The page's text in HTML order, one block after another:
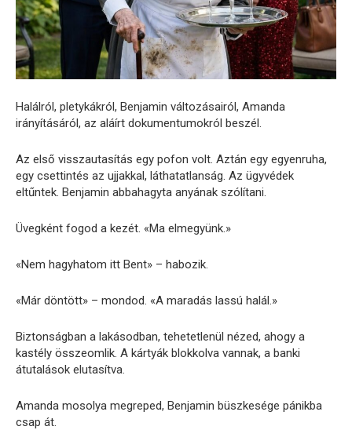
Halálról, pletykákról, Benjamin változásairól, Amanda
irányításáról, az aláírt dokumentumokról beszél.
Az első visszautasítás egy pofon volt. Aztán egy egyenruha,
egy csettintés az ujjakkal, láthatatlanság. Az ügyvédek
eltűntek. Benjamin abbahagyta anyának szólítani.
Üvegként fogod a kezét. «Ma elmegyünk.»
«Nem hagyhatom itt Bent» – habozik.
«Már döntött» – mondod. «A maradás lassú halál.»
Biztonságban a lakásodban, tehetetlenül nézed, ahogy a
kastély összeomlik. A kártyák blokkolva vannak, a banki
átutalások elutasítva.
Amanda mosolya megreped, Benjamin büszkesége pánikba
csap át.